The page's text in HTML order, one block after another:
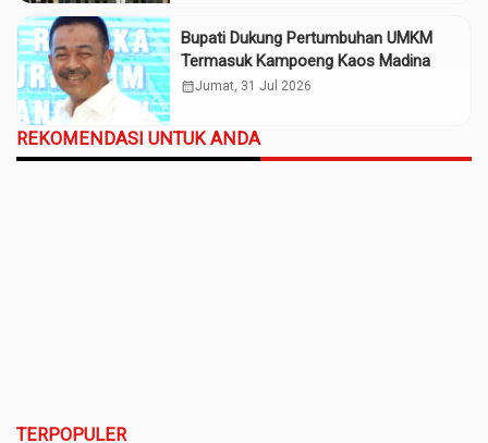
Bupati Dukung Pertumbuhan UMKM
Termasuk Kampoeng Kaos Madina
calendar_monthJumat, 31 Jul 2026
REKOMENDASI UNTUK ANDA
TERPOPULER